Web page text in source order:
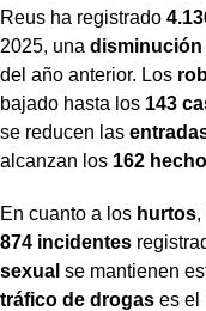
Reus ha registrado
2025, una disminución
del año anterior. Los
bajado hasta los 143
se reducen las
alcanzan los 162
En cuanto a los hurtos,
874 incidentes
sexual se mantienen
tráfico de drogas es el